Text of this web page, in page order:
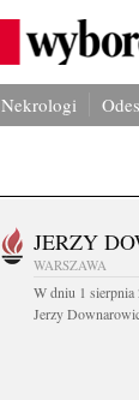
Nekrologi
JERZY
WARSZAWA
W dniu 1 sierpnia
Jerzy